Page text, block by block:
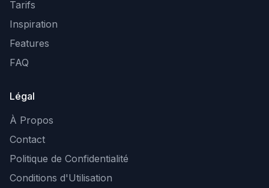
Tarifs
Inspiration
Features
FAQ
Légal
À Propos
Contact
Politique de Confidentialité
Conditions d'Utilisation